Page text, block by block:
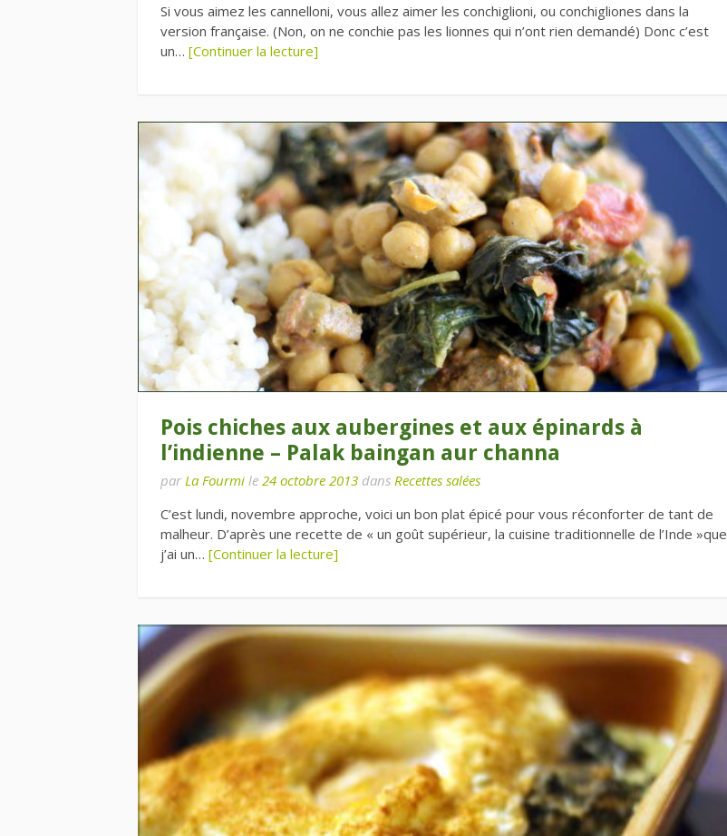
Si vous aimez les cannelloni, vous allez aimer les conchiglioni, ou conchigliones dans la
version française. (Non, on ne conchie pas les lionnes qui n’ont rien demandé) Donc c’est
un… [Continuer la lecture]
Pois chiches aux aubergines et aux épinards à
l’indienne – Palak baingan aur channa
par La Fourmi le 24 octobre 2013 dans Recettes salées
C’est lundi, novembre approche, voici un bon plat épicé pour vous réconforter de tant de
malheur. D’après une recette de « un goût supérieur, la cuisine traditionnelle de l’Inde »que
j’ai un… [Continuer la lecture]